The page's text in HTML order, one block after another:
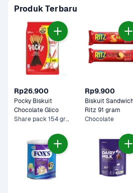
Produk Terbaru
Rp26.900
Pocky Biskuit
Share pack 154 gram
Rp9.900
Biskuit Sandwich
Ritz 91 gram
Chocolate